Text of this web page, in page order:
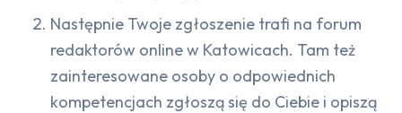
Następnie Twoje zgłoszenie trafi na forum
redaktorów online w Katowicach. Tam też
zainteresowane osoby o odpowiednich
kompetencjach zgłoszą się do Ciebie i opiszą